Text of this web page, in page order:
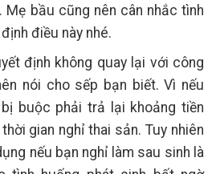
Mẹ bầu cũng nên cân nhắc tình
điều này nhé.
định không quay lại với công
nói cho sếp bạn biết. Vì nếu
buộc phải trả lại khoảng tiền
gian nghỉ thai sản. Tuy nhiên
nếu bạn nghỉ làm sau sinh là